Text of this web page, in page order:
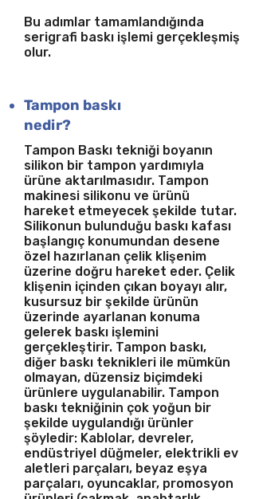
Bu adımlar tamamlandığında
serigrafi baskı işlemi gerçekleşmiş
olur.
Tampon baskı
nedir?
Tampon Baskı tekniği boyanın
silikon bir tampon yardımıyla
ürüne aktarılmasıdır. Tampon
makinesi silikonu ve ürünü
hareket etmeyecek şekilde tutar.
Silikonun bulunduğu baskı kafası
başlangıç konumundan desene
özel hazırlanan çelik klişenim
üzerine doğru hareket eder. Çelik
klişenin içinden çıkan boyayı alır,
kusursuz bir şekilde ürünün
üzerinde ayarlanan konuma
gelerek baskı işlemini
gerçekleştirir. Tampon baskı,
diğer baskı teknikleri ile mümkün
olmayan, düzensiz biçimdeki
ürünlere uygulanabilir. Tampon
baskı tekniğinin çok yoğun bir
şekilde uygulandığı ürünler
şöyledir: Kablolar, devreler,
endüstriyel düğmeler, elektrikli ev
aletleri parçaları, beyaz eşya
parçaları, oyuncaklar, promosyon